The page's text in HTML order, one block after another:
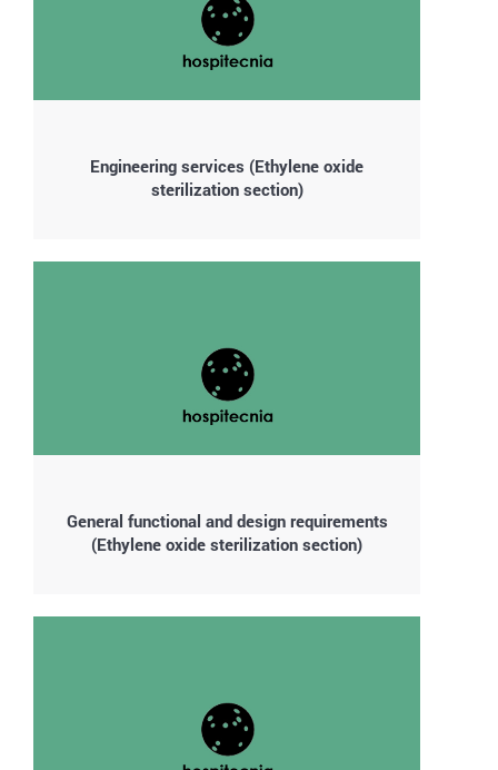
Engineering services (Ethylene oxide
sterilization section)
General functional and design requirements
(Ethylene oxide sterilization section)